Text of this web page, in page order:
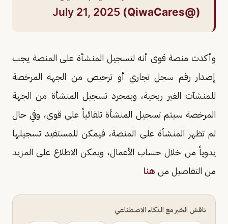
(@QiwaCares)
July 21, 2025
وأكدت منصة قوى أنه لتسجيل المنشأة على المنصة يجب
إصدار رقم سجل تجاري أو ترخيص من الجهة المرخصة
للمنشآت الغير ربحية، وبمجرد تسجيل المنشأة من الجهة
المرخصة سيتم تسجيل المنشأة تلقائياً على قوى، وفي حال
لم تظهر المنشأة على المنصة، فيمكن للمستفيد تسجيلها
يدوياً من خلال حساب الأعمال، ويمكن الاطلاع على المزيد
من التفاصيل من هنا
ناقش الخبر مع الذكاء الاصطناعي